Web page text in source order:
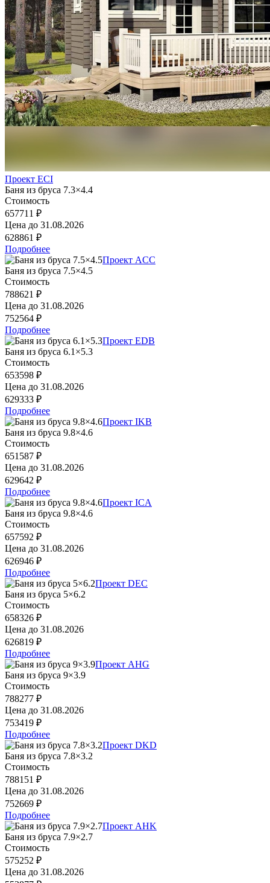
Проект ECI
Баня из бруса 7.3×4.4
Стоимость
657711 ₽
Цена до 31.08.2026
628861 ₽
Подробнее
Проект ACC
Баня из бруса 7.5×4.5
Стоимость
788621 ₽
Цена до 31.08.2026
752564 ₽
Подробнее
Проект EDB
Баня из бруса 6.1×5.3
Стоимость
653598 ₽
Цена до 31.08.2026
629333 ₽
Подробнее
Проект IKB
Баня из бруса 9.8×4.6
Стоимость
651587 ₽
Цена до 31.08.2026
629642 ₽
Подробнее
Проект ICA
Баня из бруса 9.8×4.6
Стоимость
657592 ₽
Цена до 31.08.2026
626946 ₽
Подробнее
Проект DEC
Баня из бруса 5×6.2
Стоимость
658326 ₽
Цена до 31.08.2026
626819 ₽
Подробнее
Проект AHG
Баня из бруса 9×3.9
Стоимость
788277 ₽
Цена до 31.08.2026
753419 ₽
Подробнее
Проект DKD
Баня из бруса 7.8×3.2
Стоимость
788151 ₽
Цена до 31.08.2026
752669 ₽
Подробнее
Проект AHK
Баня из бруса 7.9×2.7
Стоимость
575252 ₽
Цена до 31.08.2026